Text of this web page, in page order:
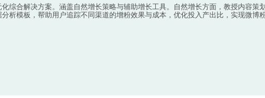
综合解决方案。涵盖自然增长策略与辅助增长工具。自然增长方面，教授内容策
析模板，帮助用户追踪不同渠道的增粉效果与成本，优化投入产出比，实现微博